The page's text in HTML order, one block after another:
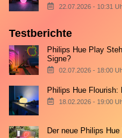
22.07.2026 - 10:31
Testberichte
Philips Hue Play
Signe?
02.07.2026 - 18:00
Philips Hue
18.02.2026 - 19:00
Der neue Philips